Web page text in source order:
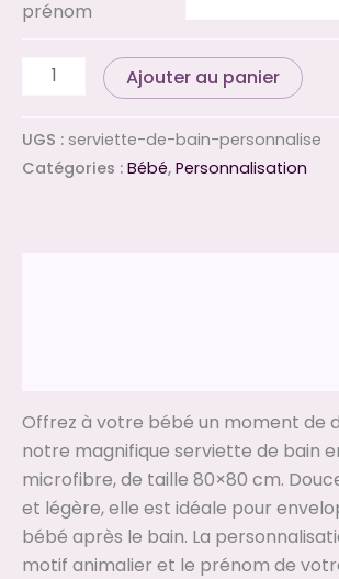
prénom
Ajouter au panier
UGS : serviette-de-bain-personnalise
Catégories : Bébé, Personnalisation
Offrez à votre bébé un moment de
notre magnifique serviette de bain
microfibre, de taille 80×80 cm.
et légère, elle est idéale pour
bébé après le bain. La
motif animalier et le prénom de